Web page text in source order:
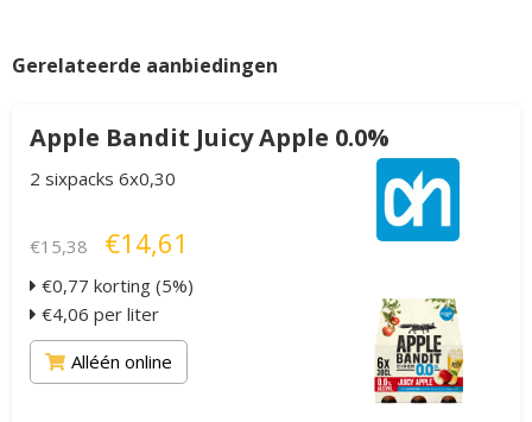
Gerelateerde aanbiedingen
Apple Bandit Juicy Apple 0.0%
2 sixpacks 6x0,30
€15,38 €14,61
€0,77 korting (5%)
€4,06 per liter
Alléén online